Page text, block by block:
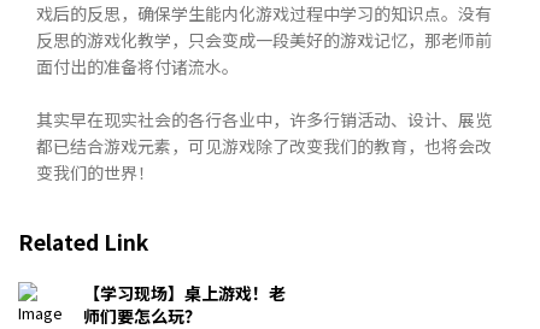
戏后的反思，确保学生能内化游戏过程中学习的知识点。没有
反思的游戏化教学，只会变成一段美好的游戏记忆，那老师前
面付出的准备将付诸流水。
其实早在现实社会的各行各业中，许多行销活动、设计、展览
都已结合游戏元素，可见游戏除了改变我们的教育，也将会改
变我们的世界！
Related Link
【学习现场】桌上游戏！老
师们要怎么玩？